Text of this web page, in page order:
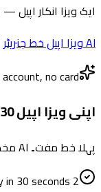
ایک ویزا انکار
AI ویزا اپیل خط جنریٹر
no card
اپنی ویزا اپیل 30 سیکنڈ میں تیار کریں
پہلا خط مفت۔ AI مخصوص انکار کی وجہ کا جواب ترتیب دیتا ہے۔
2 free letters/month
in 30 seconds